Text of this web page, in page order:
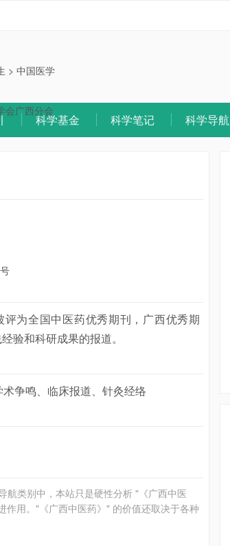
科学基金 科学笔记 科学导航
>中国医学
会广西分会
为全国中医药优秀期刊，广西优秀期
验和科研成果的报道。
争鸣、临床报道、针灸经络
航类别中，本站只是硬性分析 "《广西中医
用。"《广西中医药》" 的价值还取决于各种